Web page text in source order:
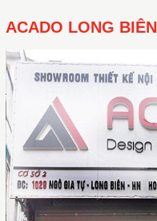
ACADO LONG BIÊN